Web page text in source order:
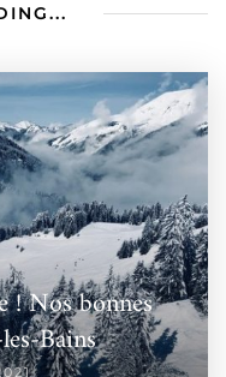
! Nos bonnes
Bains